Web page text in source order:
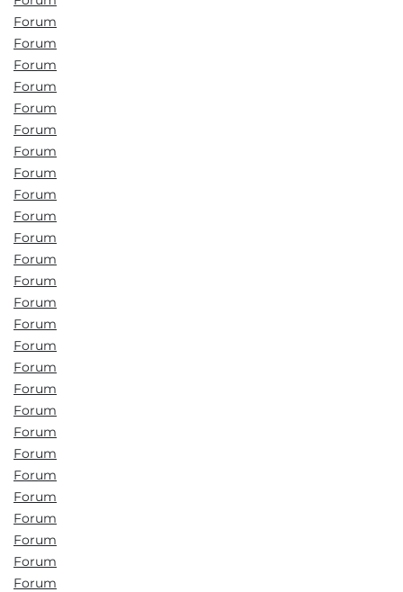
Forum
Forum
Forum
Forum
Forum
Forum
Forum
Forum
Forum
Forum
Forum
Forum
Forum
Forum
Forum
Forum
Forum
Forum
Forum
Forum
Forum
Forum
Forum
Forum
Forum
Forum
Forum